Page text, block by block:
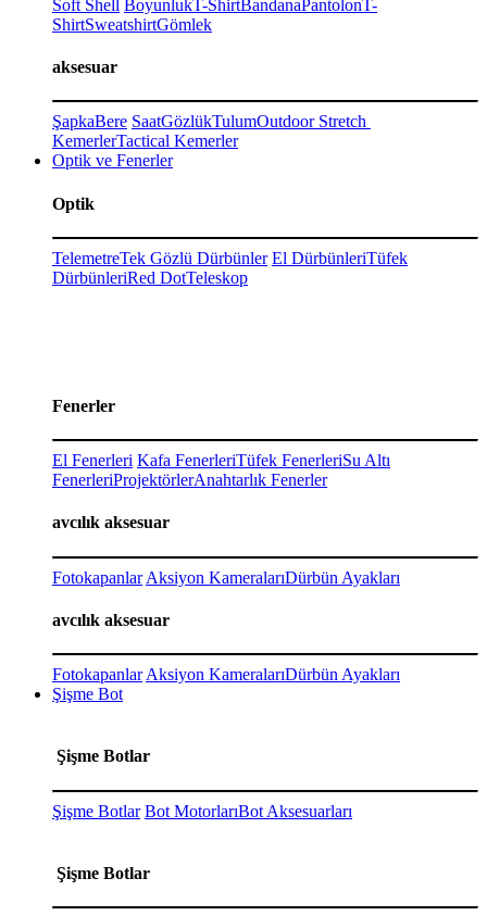
Soft Shell BoyunlukT-ShirtBandana PantolonT-
ShirtSweatshirtGömlek
aksesuar
ŞapkaBere SaatGözlükTulumOutdoor Stretch
KemerlerTactical Kemerler
Optik ve Fenerler
Optik
TelemetreTek Gözlü Dürbünler El DürbünleriTüfek
DürbünleriRed DotTeleskop
Fenerler
El Fenerleri Kafa FenerleriTüfek FenerleriSu Altı
FenerleriProjektörlerAnahtarlık Fenerler
avcılık aksesuar
Fotokapanlar Aksiyon KameralarıDürbün Ayakları
avcılık aksesuar
Fotokapanlar Aksiyon KameralarıDürbün Ayakları
Şişme Bot
Şişme Botlar
Şişme Botlar Bot MotorlarıBot Aksesuarları
Şişme Botlar